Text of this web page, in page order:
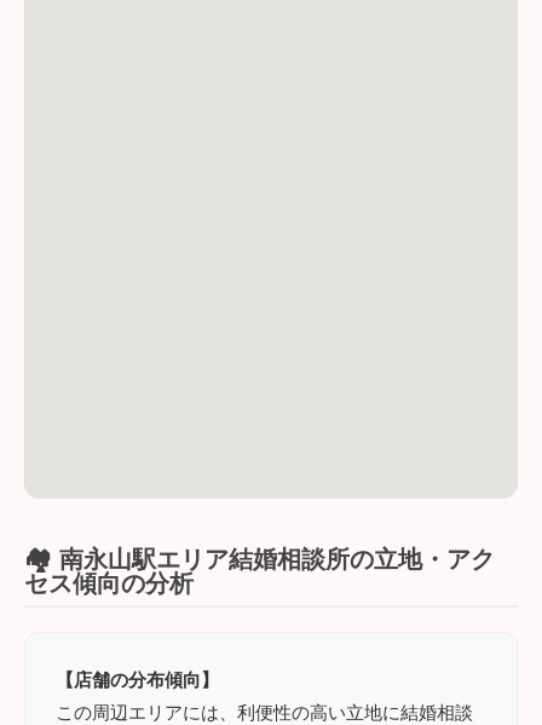
🏘️ 南永山駅エリア結婚相談所の立地・アク
セス傾向の分析
【店舗の分布傾向】
この周辺エリアには、利便性の高い立地に結婚相談